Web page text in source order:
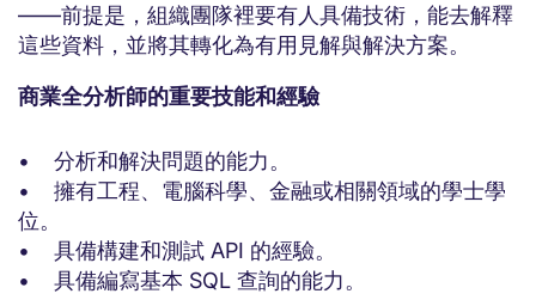
——前提是，組織團隊裡要有人具備技術，能去解釋
這些資料，並將其轉化為有用見解與解決方案。
商業全分析師的重要技能和經驗
• 分析和解決問題的能力。
• 擁有工程、電腦科學、金融或相關領域的學士學
位。
• 具備構建和測試 API 的經驗。
• 具備編寫基本 SQL 查詢的能力。